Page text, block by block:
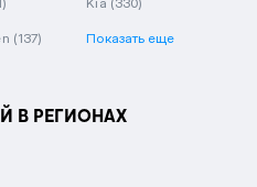
(137) Показать еще
В РЕГИОНАХ